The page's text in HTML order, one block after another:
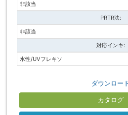
非該当
PRTR法:
非該当
対応インキ:
水性/UVフレキソ
ダウンロー
カタログ